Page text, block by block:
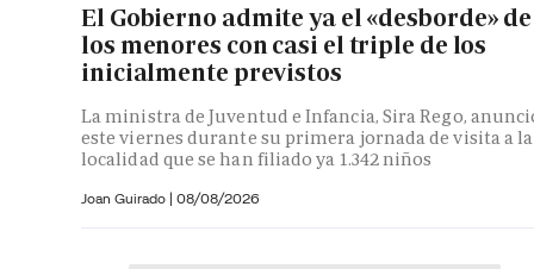
El Gobierno admite ya el «desborde» de
los menores con casi el triple de los
inicialmente previstos
La ministra de Juventud e Infancia, Sira Rego,
este viernes durante su primera jornada de visita a la
localidad que se han filiado ya 1.342 niños
Joan Guirado | 08/08/2026